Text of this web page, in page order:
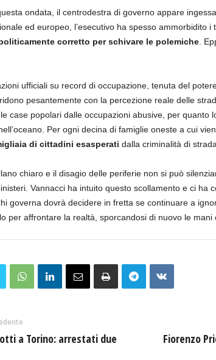
ondata, il centrodestra di governo appare
ed europeo, l’esecutivo ha spesso ammorbidito i
corretto per schivare le polemiche.
ufficiali su record di occupazione, tenuta del
pesantemente con la percezione reale delle
case popolari dalle occupazioni abusive, per quanto
Per ogni decina di famiglie oneste a cui
di cittadini esasperati dalla criminalità di strada.
chiaro e il disagio delle periferie non si può
Vannacci ha intuito questo scollamento e ci ha
governa dovrà decidere in fretta se continuare a
per affrontare la realtà, sporcandosi di nuovo le mani
a Torino: arrestati due
Fiorenzo